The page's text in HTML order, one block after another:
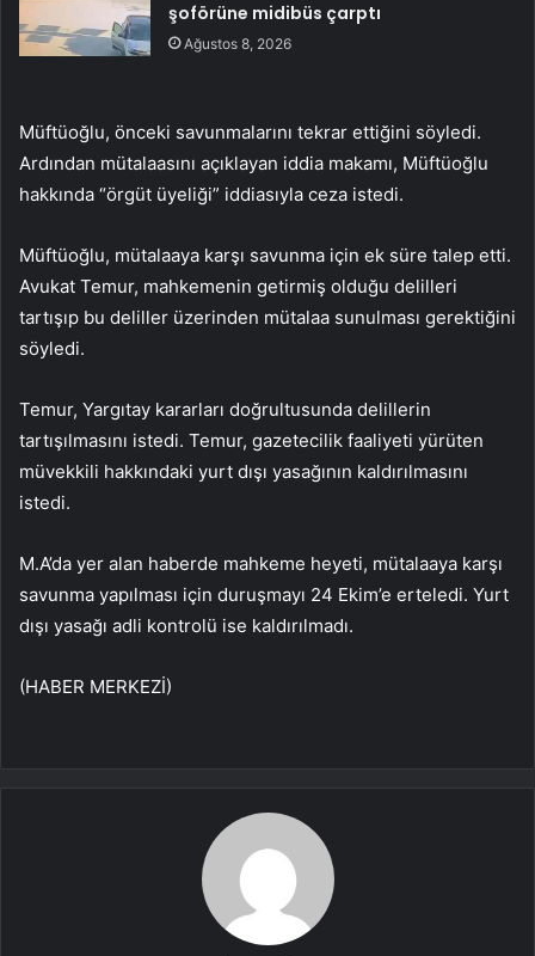
şoförüne midibüs çarptı
Ağustos 8, 2026
Müftüoğlu, önceki savunmalarını tekrar ettiğini söyledi.
Ardından mütalaasını açıklayan iddia makamı, Müftüoğlu
hakkında “örgüt üyeliği” iddiasıyla ceza istedi.
Müftüoğlu, mütalaaya karşı savunma için ek süre talep etti.
Avukat Temur, mahkemenin getirmiş olduğu delilleri
tartışıp bu deliller üzerinden mütalaa sunulması gerektiğini
söyledi.
Temur, Yargıtay kararları doğrultusunda delillerin
tartışılmasını istedi. Temur, gazetecilik faaliyeti yürüten
müvekkili hakkındaki yurt dışı yasağının kaldırılmasını
istedi.
M.A’da yer alan haberde mahkeme heyeti, mütalaaya karşı
savunma yapılması için duruşmayı 24 Ekim’e erteledi. Yurt
dışı yasağı adli kontrolü ise kaldırılmadı.
(HABER MERKEZİ)